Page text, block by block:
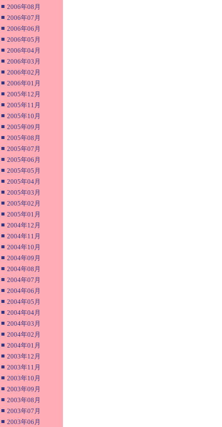
■ 2006年08月
■ 2006年07月
■ 2006年06月
■ 2006年05月
■ 2006年04月
■ 2006年03月
■ 2006年02月
■ 2006年01月
■ 2005年12月
■ 2005年11月
■ 2005年10月
■ 2005年09月
■ 2005年08月
■ 2005年07月
■ 2005年06月
■ 2005年05月
■ 2005年04月
■ 2005年03月
■ 2005年02月
■ 2005年01月
■ 2004年12月
■ 2004年11月
■ 2004年10月
■ 2004年09月
■ 2004年08月
■ 2004年07月
■ 2004年06月
■ 2004年05月
■ 2004年04月
■ 2004年03月
■ 2004年02月
■ 2004年01月
■ 2003年12月
■ 2003年11月
■ 2003年10月
■ 2003年09月
■ 2003年08月
■ 2003年07月
■ 2003年06月